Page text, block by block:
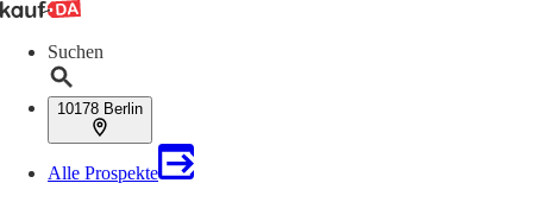
Suchen
10178 Berlin
Alle Prospekte